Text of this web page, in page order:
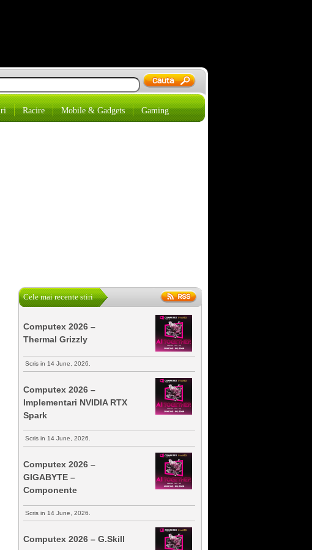
Racire Mobile & Gadgets Gaming
Cele mai recente stiri
Computex 2026 –
Thermal Grizzly
Scris in 14 June, 2026.
Computex 2026 –
Implementari NVIDIA RTX
Spark
Scris in 14 June, 2026.
Computex 2026 –
GIGABYTE –
Componente
Scris in 14 June, 2026.
Computex 2026 – G.Skill